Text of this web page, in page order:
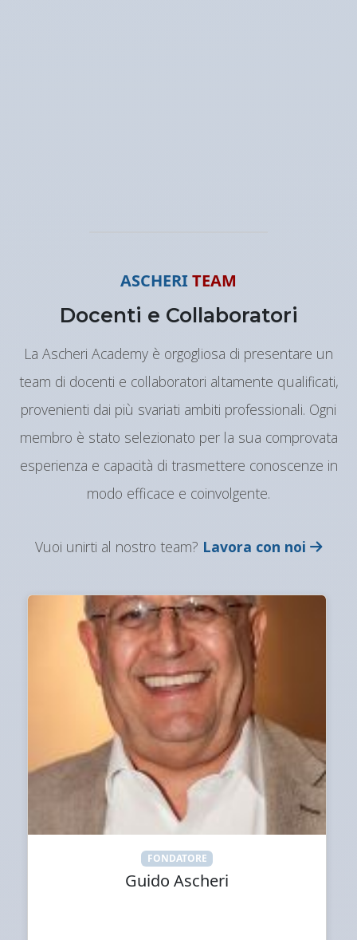
ASCHERITEAM
Docenti e Collaboratori
La Ascheri Academy è orgogliosa di presentare un
team di docenti e collaboratori altamente qualificati,
provenienti dai più svariati ambiti professionali. Ogni
membro è stato selezionato per la sua comprovata
esperienza e capacità di trasmettere conoscenze in
modo efficace e coinvolgente.
Vuoi unirti al nostro team? Lavora con noi
FONDATORE
Guido Ascheri